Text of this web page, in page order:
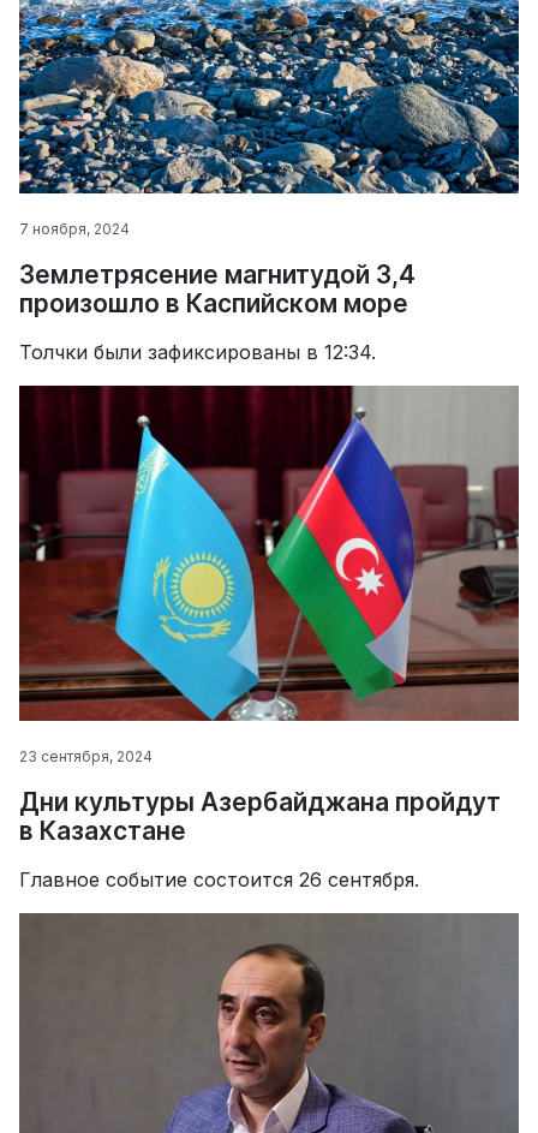
7 ноября, 2024
Землетрясение магнитудой 3,4
произошло в Каспийском море
Толчки были зафиксированы в 12:34.
23 сентября, 2024
Дни культуры Азербайджана пройдут
в Казахстане
Главное событие состоится 26 сентября.